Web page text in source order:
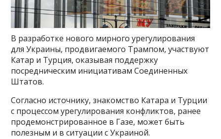
В разработке нового мирного урегулирования
для Украины, продвигаемого Трампом, участвуют
Катар и Турция, оказывая поддержку
посредническим инициативам Соединенных
Штатов.
Согласно источнику, знакомство Катара и Турции
с процессом урегулирования конфликтов, ранее
продемонстрированное в Газе, может быть
полезным и в ситуации с Украиной.